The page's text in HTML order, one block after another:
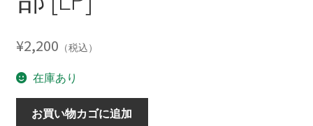
¥2,200 （税込）
在庫あり
お買い物カゴに追加